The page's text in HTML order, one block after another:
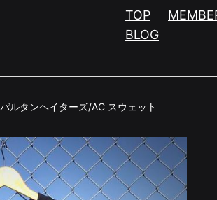
TOP
BLOG
ルタンヘイターズ/AC スウェット